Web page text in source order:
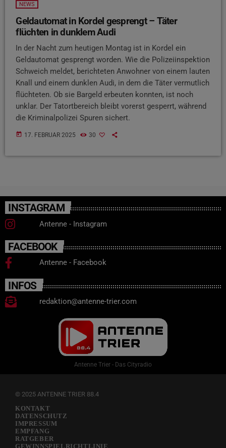
NEWS
Geldautomat in Kordel gesprengt – Täter
flüchten in dunklem Audi
In der Nacht zum heutigen Montag ist in Kordel ein
Geldautomat gesprengt worden. Wie die Polizeiinspektion
Schweich meldet, berichteten Anwohner von einem lauten
Knall und einem dunklen Audi, in dem die Täter vermutlich
flüchteten. Ob sie Bargeld erbeuten konnten, ist noch
unklar. Der Tatortbereich bleibt vorerst gesperrt, während
die Kriminalpolizei Spuren sichert.
today 17. FEBRUAR 2025 30
INSTAGRAM
Antenne - Instagram
FACEBOOK
Antenne - Facebook
INFOS
redaktion@antenne-trier.com
Antenne Trier - Das Cityradio
© 2025 ANTENNE TRIER 88.4
KONTAKT
DATENSCHUTZ
IMPRESSUM
EMPFANG
RATGEBER
GEWINNSPIELRICHTLINIE